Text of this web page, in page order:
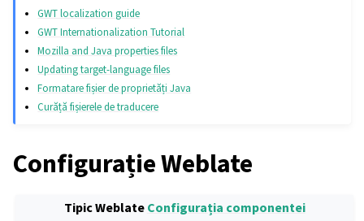
GWT localization guide
GWT Internationalization Tutorial
Mozilla and Java properties files
Updating target-language files
Formatare fișier de proprietăți Java
Curăță fișierele de traducere
Configurație Weblate
Tipic WeblateConfigurația componentei